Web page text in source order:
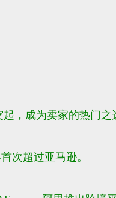
，成为卖家的热门之
次超过亚马逊。